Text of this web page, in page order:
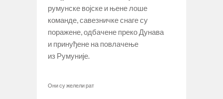
румунске војске и њене лоше
команде, савезничке снаге су
поражене, одбачене преко Дунава
и принуђене на повлачење
из Румуније.
Они су желели рат